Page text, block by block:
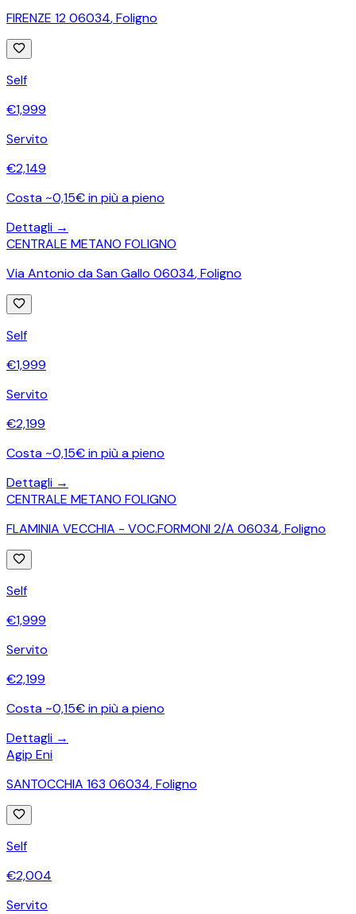
FIRENZE 12 06034,Foligno
Self
€1,999
Servito
€2,149
Costa ~0,15€ in più a pieno
Dettagli →
CENTRALE METANO FOLIGNO
Via Antonio da San Gallo 06034,Foligno
Self
€1,999
Servito
€2,199
Costa ~0,15€ in più a pieno
Dettagli →
CENTRALE METANO FOLIGNO
FLAMINIA VECCHIA - VOC.FORMONI 2/A 06034,Foligno
Self
€1,999
Servito
€2,199
Costa ~0,15€ in più a pieno
Dettagli →
Agip Eni
SANTOCCHIA 163 06034,Foligno
Self
€2,004
Servito